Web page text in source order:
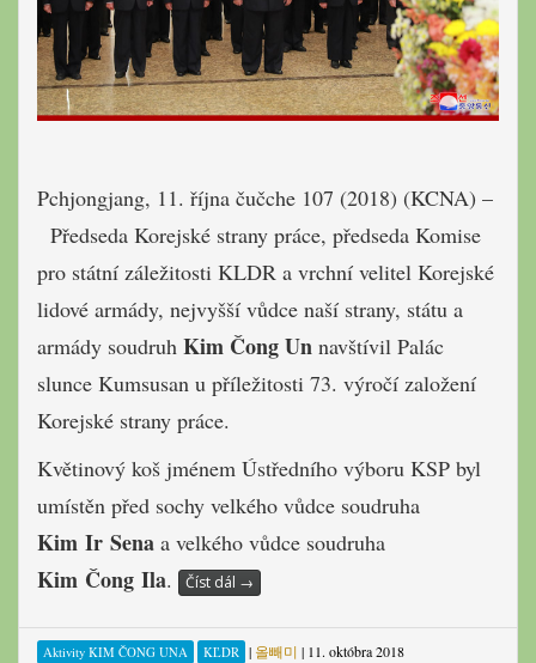
Pchjongjang, 11. října čučche 107 (2018) (KCNA) –
Předseda Korejské strany práce, předseda Komise
pro státní záležitosti KLDR a vrchní velitel Korejské
lidové armády, nejvyšší vůdce naší strany, státu a
armády soudruh Kim Čong Un navštívil Palác
slunce Kumsusan u příležitosti 73. výročí založení
Korejské strany práce.
Květinový koš jménem Ústředního výboru KSP byl
umístěn před sochy velkého vůdce soudruha
Kim Ir Sena a velkého vůdce soudruha
Kim Čong Ila. Číst dál →
Aktivity KIM ČONG UNA KĽDR | 올빼미 | 11. októbra 2018